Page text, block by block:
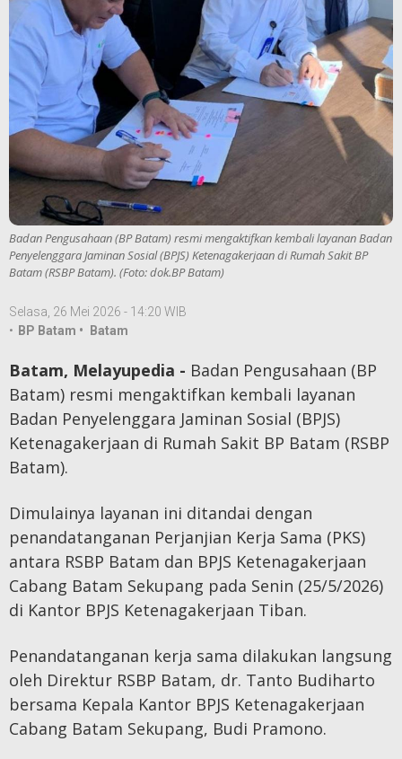
Badan Pengusahaan (BP Batam) resmi mengaktifkan kembali layanan Badan
Penyelenggara Jaminan Sosial (BPJS) Ketenagakerjaan di Rumah Sakit BP
Batam (RSBP Batam). (Foto: dok.BP Batam)
Selasa, 26 Mei 2026 - 14:20 WIB
• BP Batam • Batam
Batam, Melayupedia - Badan Pengusahaan (BP
Batam) resmi mengaktifkan kembali layanan
Badan Penyelenggara Jaminan Sosial (BPJS)
Ketenagakerjaan di Rumah Sakit BP Batam (RSBP
Batam).
Dimulainya layanan ini ditandai dengan
penandatanganan Perjanjian Kerja Sama (PKS)
antara RSBP Batam dan BPJS Ketenagakerjaan
Cabang Batam Sekupang pada Senin (25/5/2026)
di Kantor BPJS Ketenagakerjaan Tiban.
Penandatanganan kerja sama dilakukan langsung
oleh Direktur RSBP Batam, dr. Tanto Budiharto
bersama Kepala Kantor BPJS Ketenagakerjaan
Cabang Batam Sekupang, Budi Pramono.